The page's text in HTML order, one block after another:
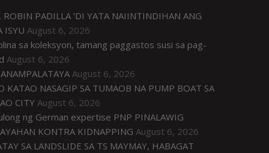
ROBIN PADILLA ‘DI YATA NAIINTINDIHAN ANG
ISYU August 6, 2026
sa koleksyon, tamang paggastos susi sa pag-
August 6, 2026
August 6, 2026
KATAO NASAGIP SA TUMAOB NA PUMP BOAT SA
CITY August 6, 2026
ng German expertise PNP PINALAWIG
KONTRA KIDNAPPING August 6, 2026
SA LANDSLIDE SA TS MAYMAY, HABAGAT